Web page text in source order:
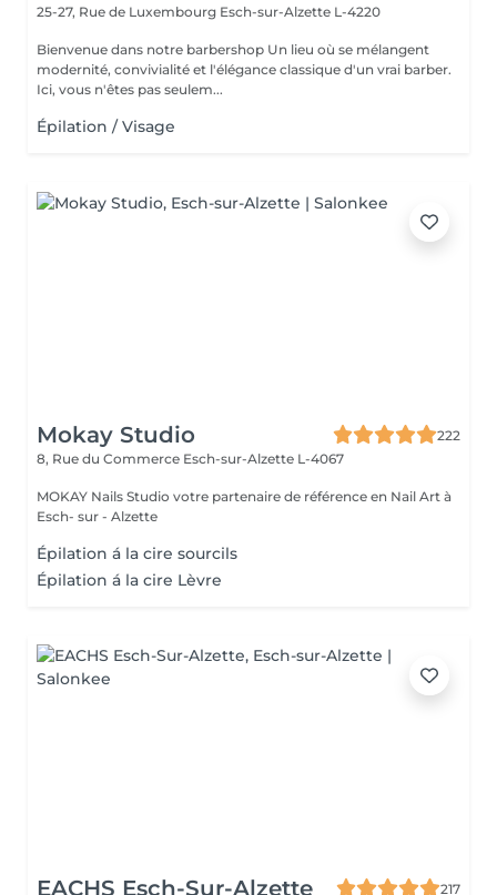
25-27, Rue de Luxembourg Esch-sur-Alzette L-4220
Bienvenue dans notre barbershop Un lieu où se mélangent
modernité, convivialité et l'élégance classique d'un vrai barber.
Ici, vous n'êtes pas seulem...
Épilation / Visage
Mokay Studio
222
8, Rue du Commerce Esch-sur-Alzette L-4067
MOKAY Nails Studio votre partenaire de référence en Nail Art à
Esch- sur - Alzette
Épilation á la cire sourcils
Épilation á la cire Lèvre
EACHS Esch-Sur-Alzette
217